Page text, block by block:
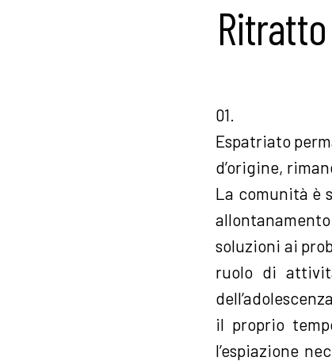
01.
Espatriato
d’origine,
La comunità è
soluzioni ai
ruolo di
il proprio
l’espiazione